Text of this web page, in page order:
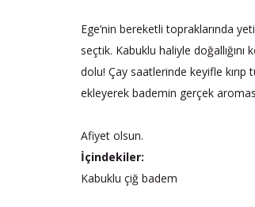
Ege’nin bereketli topraklarında
seçtik. Kabuklu haliyle
dolu! Çay saatlerinde keyifle kırıp
ekleyerek bademin gerçek
Afiyet olsun.
İçindekiler:
Kabuklu çiğ badem